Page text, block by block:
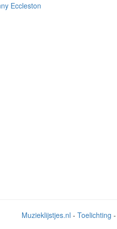
Eccleston
Muzieklijstjes.nl - Toelichting -